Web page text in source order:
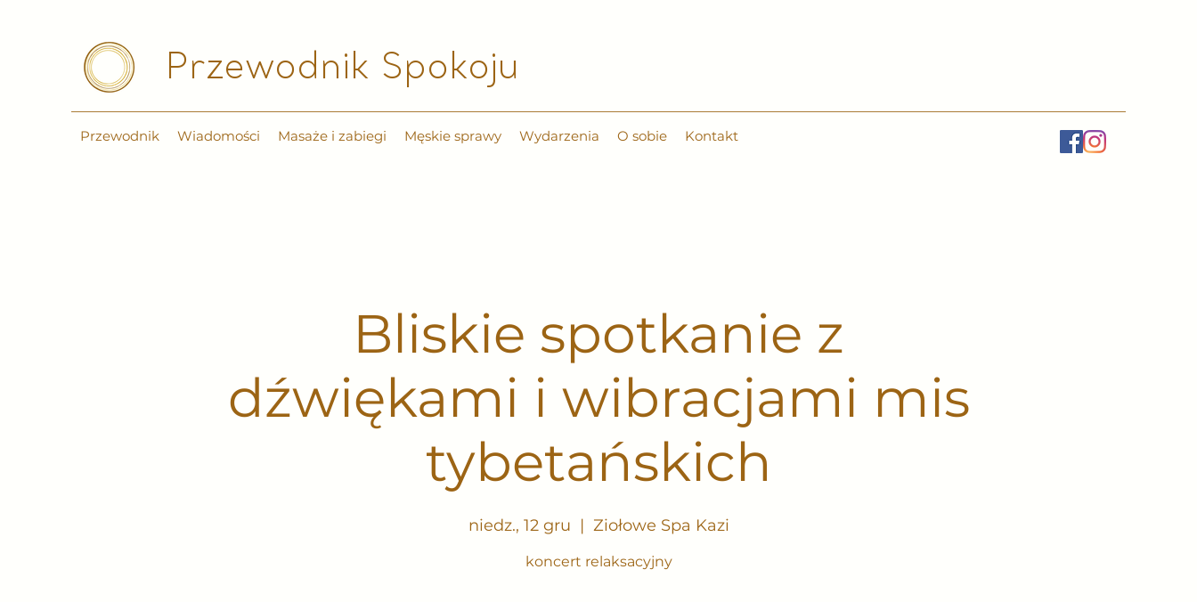
Przewodnik Spokoju​
Przewodnik Wiadomości Masaże i zabiegi Męskie sprawy Wydarzenia O sobie Kontakt
Bliskie spotkanie z
dźwiękami i wibracjami mis
tybetańskich
niedz., 12 gru
  |
Ziołowe Spa Kazi
koncert relaksacyjny